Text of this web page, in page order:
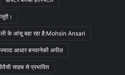
के आंसू बहा रहा है:Mohsin Ansari
आधार बनवानेकी अपील
साहब से प्रभावित